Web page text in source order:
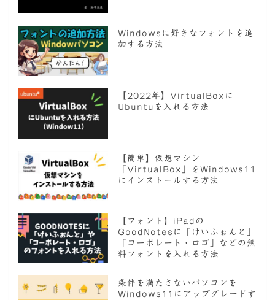
Windowsに好きなフォントを追
加する方法
【2022年】VirtualBoxに
Ubuntuを入れる方法
【簡単】仮想マシン
「VirtualBox」をWindows11
にインストールする方法
【フォント】iPadの
GoodNotesに「けいふぉんと」
「コーポレート・ロゴ」などの無
料フォントを入れる方法
条件を満たさないパソコンを
Windows11にアップグレードす